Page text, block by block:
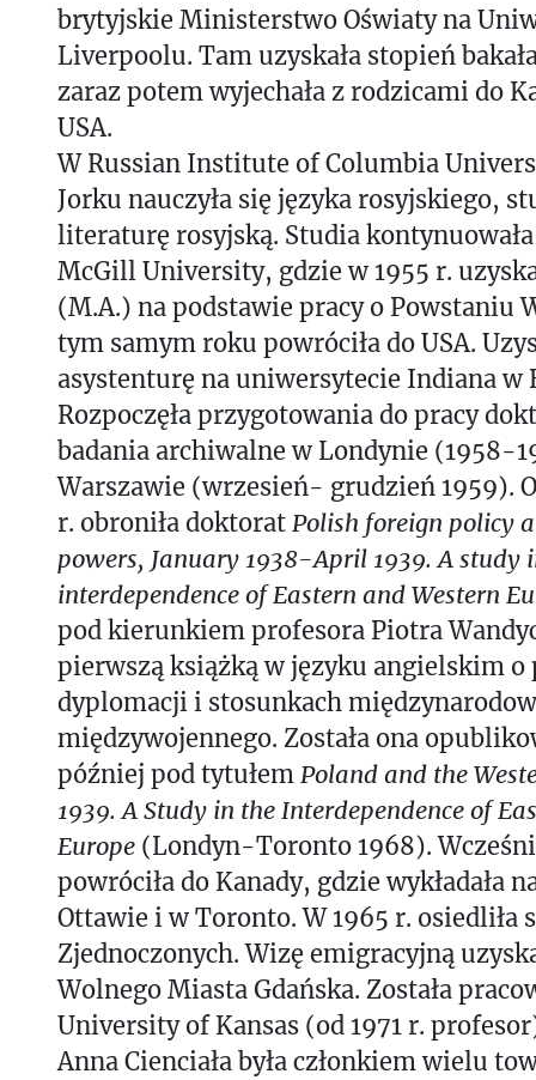
brytyjskie Ministerstwo Oświaty na
Liverpoolu. Tam uzyskała stopień
zaraz potem wyjechała z rodzicami do
USA.
W Russian Institute of Columbia
Jorku nauczyła się języka rosyjskiego,
literaturę rosyjską. Studia
McGill University, gdzie w 1955 r.
(M.A.) na podstawie pracy o Powstaniu
tym samym roku powróciła do USA.
asystenturę na uniwersytecie Indiana w
Rozpoczęła przygotowania do pracy
badania archiwalne w Londynie (1958-
Warszawie (wrzesień- grudzień 1959).
r. obroniła doktorat Polish foreign policy
powers, January 1938-April 1939. A study
interdependence of Eastern and Western
pod kierunkiem profesora Piotra
pierwszą książką w języku angielskim o
dyplomacji i stosunkach
międzywojennego. Została ona
później pod tytułem Poland and the
1939. A Study in the Interdependence of
Europe (Londyn-Toronto 1968).
powróciła do Kanady, gdzie wykładała
Ottawie i w Toronto. W 1965 r. osiedliła
Zjednoczonych. Wizę emigracyjną
Wolnego Miasta Gdańska. Została
University of Kansas (od 1971 r.
Anna Cienciała była członkiem wielu